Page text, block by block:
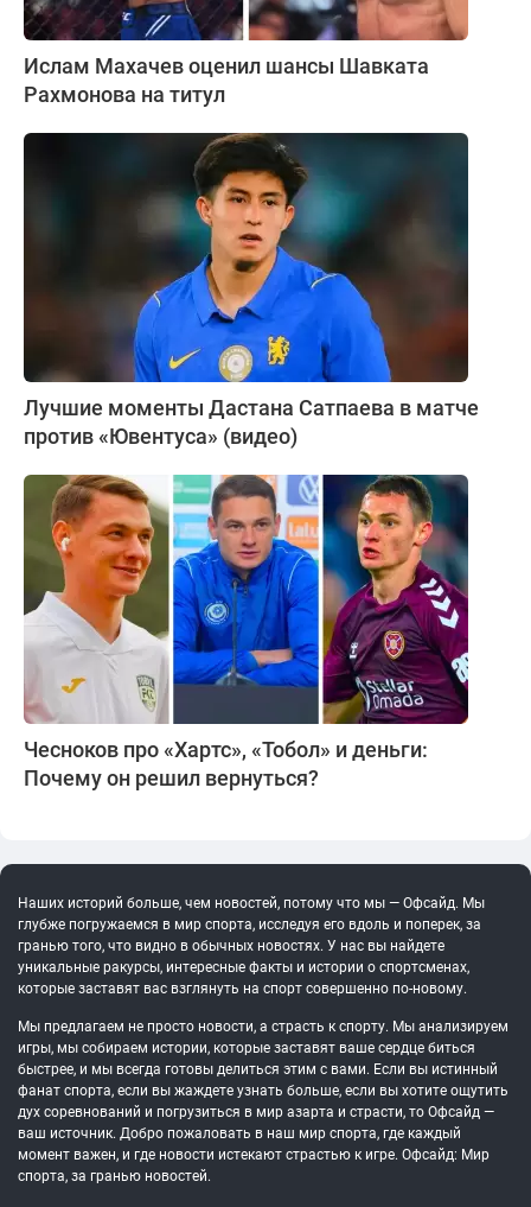
Ислам Махачев оценил шансы Шавката
Рахмонова на титул
Лучшие моменты Дастана Сатпаева в матче
против «Ювентуса» (видео)
Чесноков про «Хартс», «Тобол» и деньги:
Почему он решил вернуться?
Наших историй больше, чем новостей, потому что мы — Офсайд. Мы
глубже погружаемся в мир спорта, исследуя его вдоль и поперек, за
гранью того, что видно в обычных новостях. У нас вы найдете
уникальные ракурсы, интересные факты и истории о спортсменах,
которые заставят вас взглянуть на спорт совершенно по-новому.
Мы предлагаем не просто новости, а страсть к спорту. Мы анализируем
игры, мы собираем истории, которые заставят ваше сердце биться
быстрее, и мы всегда готовы делиться этим с вами. Если вы истинный
фанат спорта, если вы жаждете узнать больше, если вы хотите ощутить
дух соревнований и погрузиться в мир азарта и страсти, то Офсайд —
ваш источник. Добро пожаловать в наш мир спорта, где каждый
момент важен, и где новости истекают страстью к игре. Офсайд: Мир
спорта, за гранью новостей.